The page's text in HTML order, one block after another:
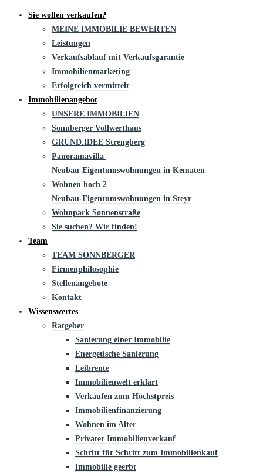
Sie wollen verkaufen?
MEINE IMMOBILIE BEWERTEN
Leistungen
Verkaufsablauf mit Verkaufsgarantie
Immobilienmarketing
Erfolgreich vermittelt
Immobilienangebot
UNSERE IMMOBILIEN
Sonnberger Vollwerthaus
GRUND.IDEE Strengberg
Panoramavilla |
Neubau-Eigentums­­wohnungen in Kematen
Wohnen hoch 2 |
Neubau-Eigentumswohnungen in Steyr
Wohnpark Sonnenstraße
Sie suchen? Wir finden!
Team
TEAM SONNBERGER
Firmenphilosophie
Stellenangebote
Kontakt
Wissenswertes
Ratgeber
Sanierung einer Immobilie
Energetische Sanierung
Leibrente
Immobilienwelt erklärt
Verkaufen zum Höchstpreis
Immobilienfinanzierung
Wohnen im Alter
Privater Immobilienverkauf
Schritt für Schritt zum Immobilienkauf
Immobilie geerbt